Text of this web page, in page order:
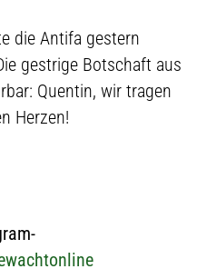
die Antifa gestern
gestrige Botschaft aus
Quentin, wir tragen
Herzen!